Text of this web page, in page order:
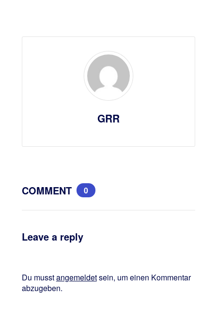
GRR
COMMENT 0
Leave a reply
Du musstangemeldetsein, um einen Kommentar
abzugeben.